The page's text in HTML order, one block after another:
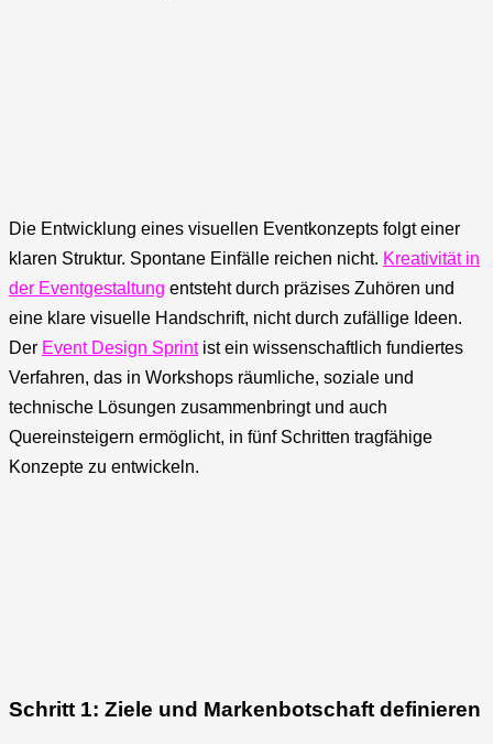
Die Entwicklung eines visuellen Eventkonzepts folgt einer
klaren Struktur. Spontane Einfälle reichen nicht. Kreativität in
der Eventgestaltung entsteht durch präzises Zuhören und
eine klare visuelle Handschrift, nicht durch zufällige Ideen.
Der Event Design Sprintist ein wissenschaftlich fundiertes
Verfahren, das in Workshops räumliche, soziale und
technische Lösungen zusammenbringt und auch
Quereinsteigern ermöglicht, in fünf Schritten tragfähige
Konzepte zu entwickeln.
Schritt 1: Ziele und Markenbotschaft definieren